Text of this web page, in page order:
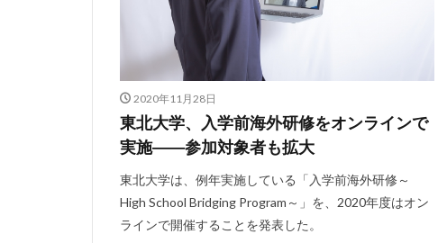
2020年11月28日
東北大学、入学前海外研修をオンラインで
実施――参加対象者も拡大
東北大学は、例年実施している「入学前海外研修～
High School Bridging Program～」を、2020年度はオン
ラインで開催することを発表した。